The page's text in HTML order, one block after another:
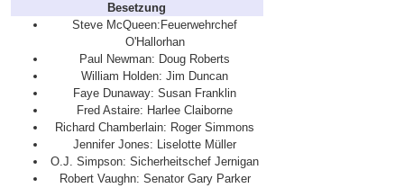
Besetzung
Steve McQueen:Feuerwehrchef
O'Hallorhan
Paul Newman: Doug Roberts
William Holden: Jim Duncan
Faye Dunaway: Susan Franklin
Fred Astaire: Harlee Claiborne
Richard Chamberlain: Roger Simmons
Jennifer Jones: Liselotte Müller
O.J. Simpson: Sicherheitschef Jernigan
Robert Vaughn: Senator Gary Parker